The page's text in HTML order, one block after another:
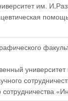
им.